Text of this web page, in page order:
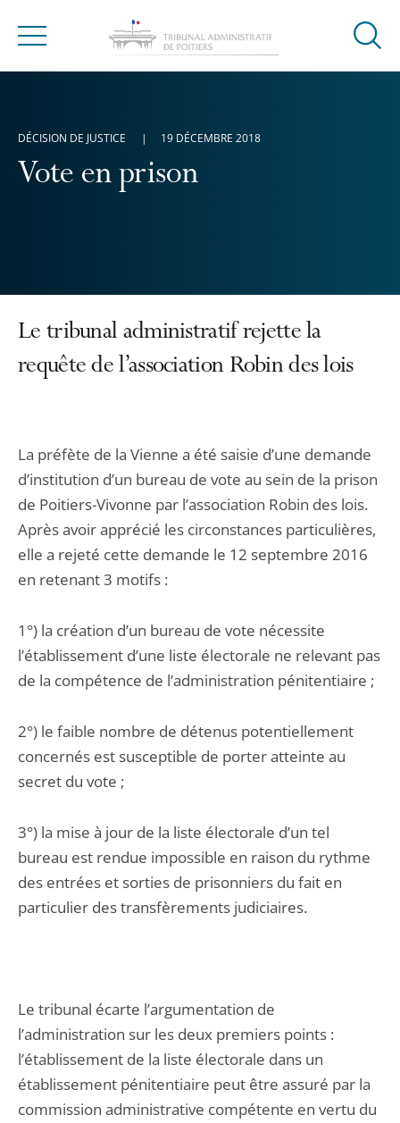
Menu
Ouvrir
Vote en prison
DÉCISION DE JUSTICE 19 DÉCEMBRE 2018
Le tribunal administratif rejette la
requête de l’association Robin des lois
La préfète de la Vienne a été saisie d’une demande
d’institution d’un bureau de vote au sein de la prison
de Poitiers-Vivonne par l’association Robin des lois.
Après avoir apprécié les circonstances particulières,
elle a rejeté cette demande le 12 septembre 2016
en retenant 3 motifs :
1°) la création d’un bureau de vote nécessite
l’établissement d’une liste électorale ne relevant pas
de la compétence de l’administration pénitentiaire ;
2°) le faible nombre de détenus potentiellement
concernés est susceptible de porter atteinte au
secret du vote ;
3°) la mise à jour de la liste électorale d’un tel
bureau est rendue impossible en raison du rythme
des entrées et sorties de prisonniers du fait en
particulier des transfèrements judiciaires.
Le tribunal écarte l’argumentation de
l’administration sur les deux premiers points :
l’établissement de la liste électorale dans un
établissement pénitentiaire peut être assuré par la
commission administrative compétente en vertu du